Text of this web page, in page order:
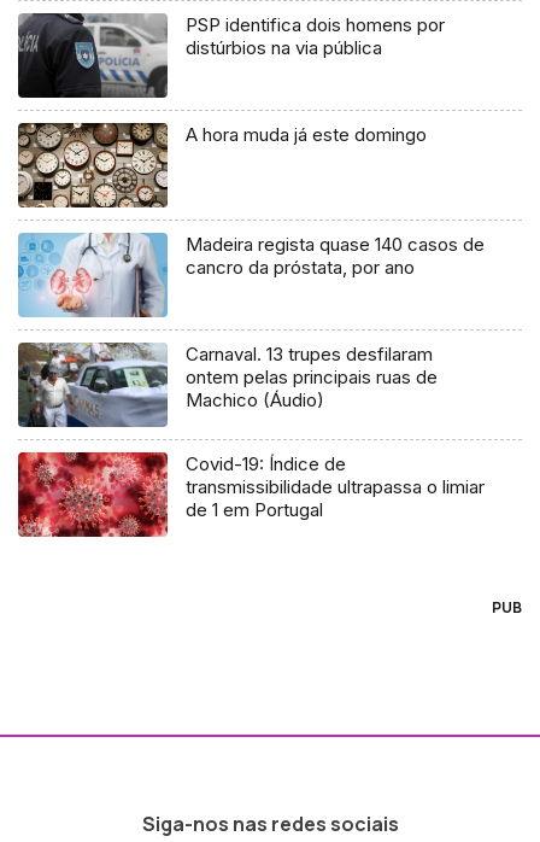
PSP identifica dois homens por
distúrbios na via pública
A hora muda já este domingo
Madeira regista quase 140 casos de
cancro da próstata, por ano
Carnaval. 13 trupes desfilaram
ontem pelas principais ruas de
Machico (Áudio)
Covid-19: Índice de
transmissibilidade ultrapassa o limiar
de 1 em Portugal
PUB
Siga-nos nas redes sociais